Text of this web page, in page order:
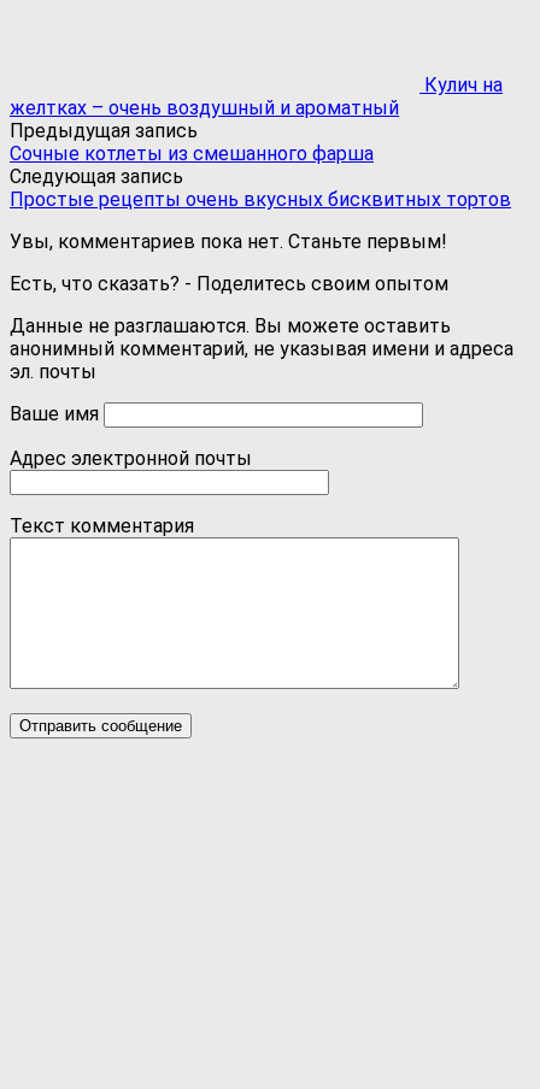
Кулич на
желтках – очень воздушный и ароматный
Предыдущая запись
Сочные котлеты из смешанного фарша
Следующая запись
Простые рецепты очень вкусных бисквитных тортов
Увы, комментариев пока нет. Станьте первым!
Есть, что сказать? - Поделитесь своим опытом
Данные не разглашаются. Вы можете оставить
анонимный комментарий, не указывая имени и адреса
эл. почты
Ваше имя
Адрес электронной почты
Текст комментария